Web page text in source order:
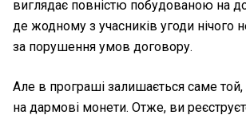
виглядає повністю побудованою на
де жодному з учасників угоди нічого
за порушення умов договору.
Але в програші залишається саме той,
на дармові монети. Отже, ви